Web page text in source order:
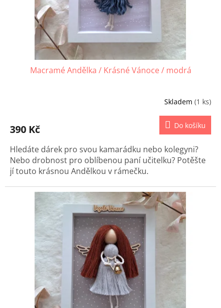
Macramé Andělka / Krásné Vánoce / modrá
Skladem (1 ks)
390 Kč Do košíku
Hledáte dárek pro svou kamarádku nebo kolegyni?
Nebo drobnost pro oblíbenou paní učitelku? Potěšte
jí touto krásnou Andělkou v rámečku.